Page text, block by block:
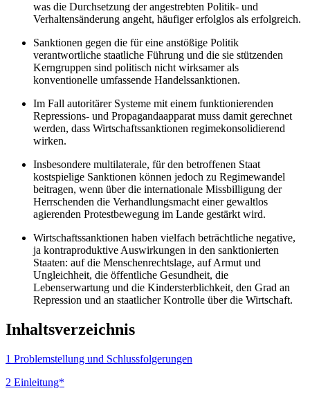
was die Durchsetzung der angestrebten Politik- und
Verhaltensänderung angeht, häufiger erfolglos als erfolgreich.
Sanktionen gegen die für eine anstößige Politik
verantwortliche staatliche Führung und die sie stützenden
Kerngruppen sind politisch nicht wirksamer als
konventionelle umfassende Handelssanktionen.
Im Fall autoritärer Systeme mit einem funktionierenden
Repressions- und Propagandaapparat muss damit gerechnet
werden, dass Wirtschafts­sanktionen regimekonsolidierend
wirken.
Insbesondere multilaterale, für den betroffenen Staat
kostspielige Sank­tionen können jedoch zu Regimewandel
beitragen, wenn über die internationale Missbilligung der
Herrschenden die Verhandlungsmacht einer gewaltlos
agierenden Protestbewegung im Lande gestärkt wird.
Wirtschaftssanktionen haben vielfach beträchtliche negative,
ja kontraproduktive Auswirkungen in den sanktionierten
Staaten: auf die Menschenrechtslage, auf Armut und
Ungleichheit, die öffentliche Gesundheit, die
Lebenserwartung und die Kindersterblichkeit, den Grad an
Repression und an staatlicher Kontrolle über die Wirtschaft.
Inhaltsverzeichnis
1 Problemstellung und Schlussfolgerungen
2 Einleitung*